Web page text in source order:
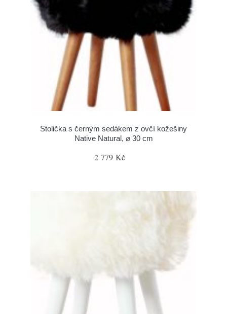
Stolička s černým sedákem z ovčí kožešiny
Native Natural, ⌀ 30 cm
2 779 Kč